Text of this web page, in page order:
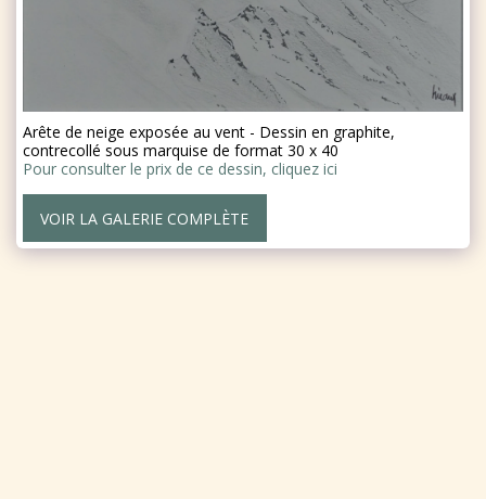
Arête de neige exposée au vent - Dessin en graphite,
contrecollé sous marquise de format 30 x 40
Pour consulter le prix de ce dessin, cliquez ici
VOIR LA GALERIE COMPLÈTE